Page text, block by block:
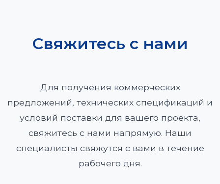
Свяжитесь с нами
Для получения коммерческих
предложений, технических спецификаций и
условий поставки для вашего проекта,
свяжитесь с нами напрямую. Наши
специалисты свяжутся с вами в течение
рабочего дня.